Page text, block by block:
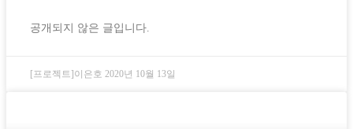
공개되지 않은 글입니다.
[프로젝트]이은호 2020년 10월 13일